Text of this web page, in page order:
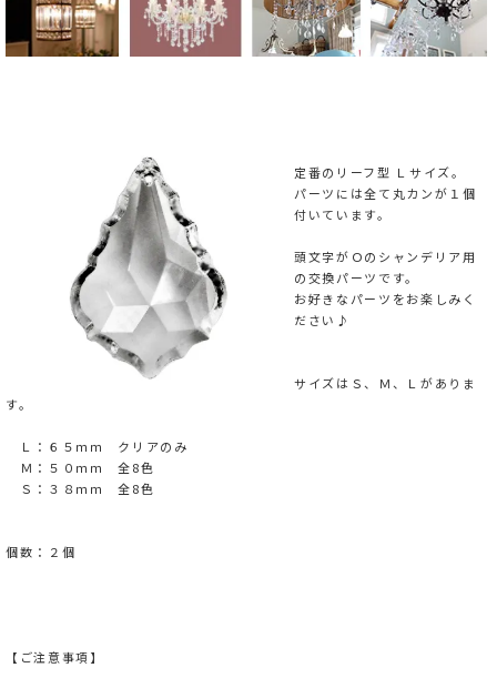
定番のリーフ型 Ｌサイズ。
パーツには全て丸カンが１個
付いています。
頭文字がＯのシャンデリア用
の交換パーツです。
お好きなパーツをお楽しみく
ださい♪
サイズはＳ、Ｍ、Ｌがありま
す。
Ｌ：６５ｍｍ クリアのみ
Ｍ：５０ｍｍ 全8色
Ｓ：３８ｍｍ 全8色
個数：２個
【ご注意事項】